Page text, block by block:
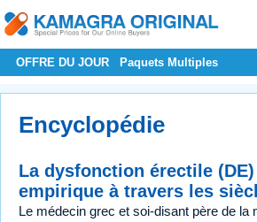
OFFRE DU JOUR Paquets Multiples
Encyclopédie
La dysfonction érectile
empirique à travers les
Le médecin grec et soi-disant père de la